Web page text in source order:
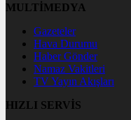
MULTİMEDYA
Gazeteler
Hava Durumu
Haber Gönder
Namaz Vakitleri
TV Yayın Akışları
HIZLI SERVİS